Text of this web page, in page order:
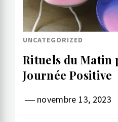
UNCATEGORIZED
Rituels du Matin
Journée Positive
novembre 13, 2023